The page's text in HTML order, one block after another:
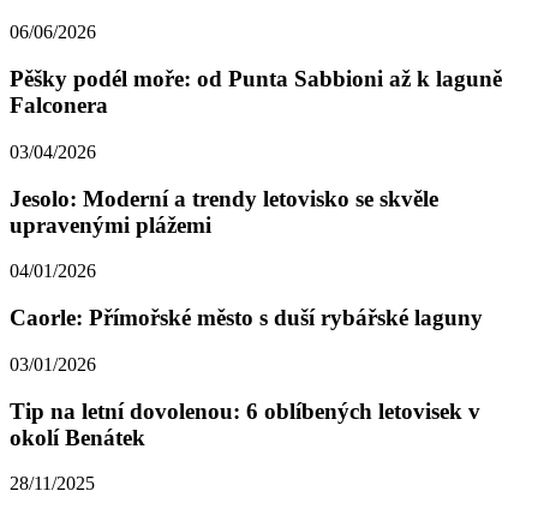
06/06/2026
Pěšky podél moře: od Punta Sabbioni až k laguně
Falconera
03/04/2026
Jesolo: Moderní a trendy letovisko se skvěle
upravenými plážemi
04/01/2026
Caorle: Přímořské město s duší rybářské laguny
03/01/2026
Tip na letní dovolenou: 6 oblíbených letovisek v
okolí Benátek
28/11/2025